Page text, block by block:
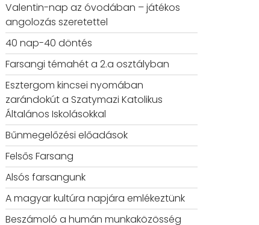
Valentin-nap az óvodában – játékos
angolozás szeretettel
40 nap-40 döntés
Farsangi témahét a 2.a osztályban
Esztergom kincsei nyomában
zarándokút a Szatymazi Katolikus
Általános Iskolásokkal
Bűnmegelőzési előadások
Felsős Farsang
Alsós farsangunk
A magyar kultúra napjára emlékeztünk
Beszámoló a humán munkaközösség